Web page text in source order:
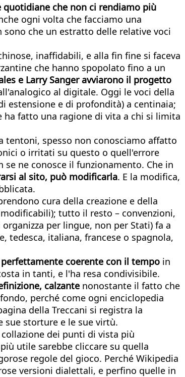
che non ci rendiamo più
ogni volta che facciamo una
che un estratto delle relative voci
inaffidabili, e alla fin fine si faceva
che hanno spopolato fino a un
e Larry Sanger avviarono il progetto
al digitale. Oggi le voci della
estensione e di profondità) a centinaia;
fatto una ragione di vita a chi si limita
tentoni, spesso non conosciamo affatto
o irritati su questo o quell'errore
ne conosce il funzionamento. Che in
al sito, può modificarla. E la modifica,
cura della creazione e della
tutto il resto – convenzioni,
per lingue, non per Stati) fa a
tedesca, italiana, francese o spagnola,
coerente con il tempo in
in tanti, e l'ha resa condivisibile.
calzante nonostante il fatto che
perché come ogni enciclopedia
della Treccani si registra la
sue storture e le sue virtù.
dei punti di vista più
utile sarebbe cliccare su quella
regole del gioco. Perché Wikipedia
versioni dialettali, e perfino quelle in